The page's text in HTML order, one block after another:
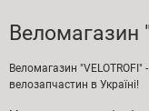
Веломагазин
Веломагазин "VELOTROFI"
велозапчастин в Україні!